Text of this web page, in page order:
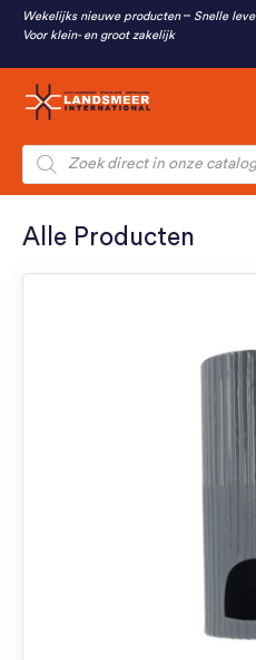
Wekelijks nieuwe producten
Snelle
Voor klein- en groot zakelijk
Producten
zoeken
Alle Producten